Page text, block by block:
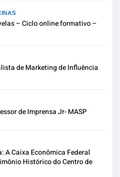
– Ciclo online formativo –
de Marketing de Influência
de Imprensa Jr- MASP
A Caixa Econômica Federal
Histórico do Centro de